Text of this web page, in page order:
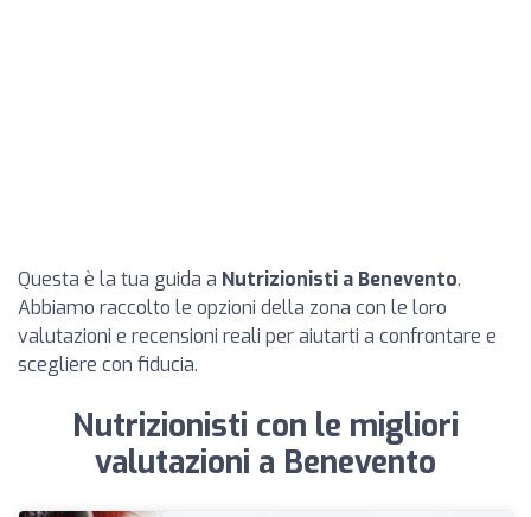
Questa è la tua guida a Nutrizionisti a Benevento.
Abbiamo raccolto le opzioni della zona con le loro
valutazioni e recensioni reali per aiutarti a confrontare e
scegliere con fiducia.
Nutrizionisti con le migliori
valutazioni a Benevento